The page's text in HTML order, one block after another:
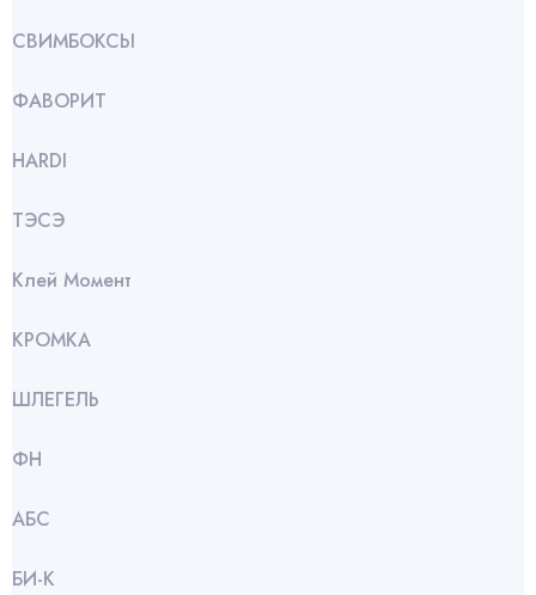
СВИМБОКСЫ
ФАВОРИТ
HARDI
ТЭСЭ
Клей Момент
КРОМКА
ШЛЕГЕЛЬ
ФН
АБС
БИ-К